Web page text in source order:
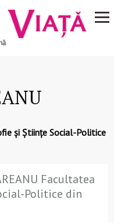
și Științe Social-Politice
Facultatea
Politice din